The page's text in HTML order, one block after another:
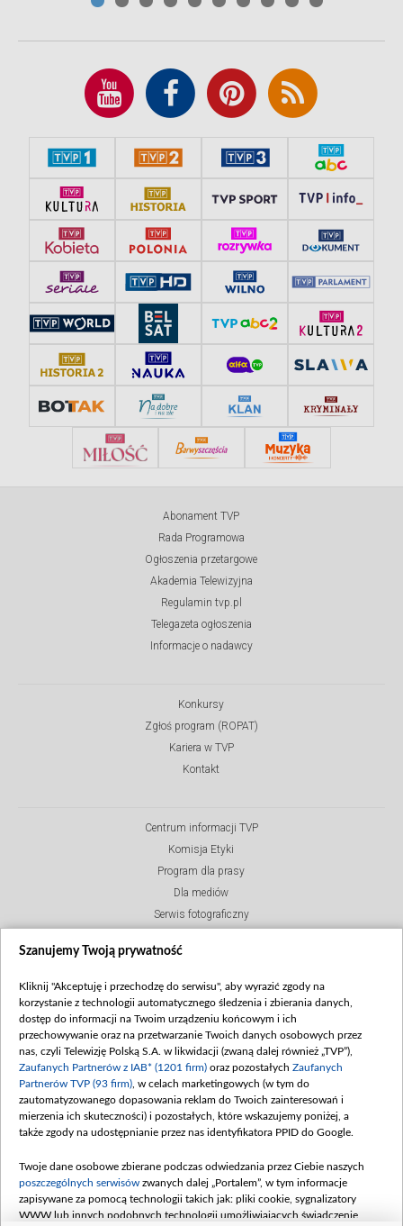
Abonament TVP
Rada Programowa
Ogłoszenia przetargowe
Akademia Telewizyjna
Regulamin tvp.pl
Telegazeta ogłoszenia
Informacje o nadawcy
Konkursy
Zgłoś program (ROPAT)
Kariera w TVP
Kontakt
Centrum informacji TVP
Komisja Etyki
Program dla prasy
Dla mediów
Serwis fotograficzny
Polityka Prywatności
Polityka przeciwdziałania nadużyciom i korupcji
Sklep TVP
Biuro Reklamy
Oferta Dystrybucyjna
Oferta Handlowa
Dostępność
Procedura zgłoszeń wewnętrznych
Szanujemy Twoją prywatność
Kliknij "Akceptuję i przechodzę do serwisu", aby wyrazić zgody na
korzystanie z technologii automatycznego śledzenia i zbierania danych,
dostęp do informacji na Twoim urządzeniu końcowym i ich
przechowywanie oraz na przetwarzanie Twoich danych osobowych przez
nas, czyli Telewizję Polską S.A. w likwidacji (zwaną dalej również „TVP”),
Zaufanych Partnerów z IAB* (1201 firm) oraz pozostałych Zaufanych
Partnerów TVP (93 firm) , w celach marketingowych (w tym do
zautomatyzowanego dopasowania reklam do Twoich zainteresowań i
mierzenia ich skuteczności) i pozostałych, które wskazujemy poniżej, a
także zgody na udostępnianie przez nas identyfikatora PPID do Google.
Twoje dane osobowe zbierane podczas odwiedzania przez Ciebie naszych
poszczególnych serwisów zwanych dalej „Portalem”, w tym informacje
zapisywane za pomocą technologii takich jak: pliki cookie, sygnalizatory
WWW lub innych podobnych technologii umożliwiających świadczenie